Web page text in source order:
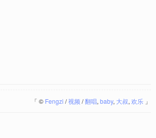
「 © Fengzi /视频/翻唱, baby, 大叔, 欢乐 」